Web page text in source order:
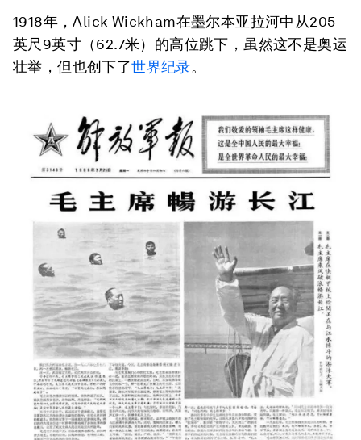
1918年，Alick Wickham在墨尔本亚拉河中从205
英尺9英寸（62.7米）的高位跳下，虽然这不是奥运
壮举，但也创下了世界纪录。